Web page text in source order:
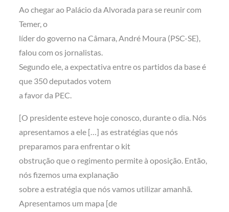
Ao chegar ao Palácio da Alvorada para se reunir com
Temer, o
líder do governo na Câmara, André Moura (PSC-SE),
falou com os jornalistas.
Segundo ele, a expectativa entre os partidos da base é
que 350 deputados votem
a favor da PEC.
[O presidente esteve hoje conosco, durante o dia. Nós
apresentamos a ele […] as estratégias que nós
preparamos para enfrentar o kit
obstrução que o regimento permite à oposição. Então,
nós fizemos uma explanação
sobre a estratégia que nós vamos utilizar amanhã.
Apresentamos um mapa [de